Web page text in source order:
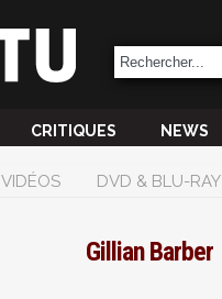
CRITIQUES NEWS
VIDÉOS DVD & BLU-RAY
Gillian Barber